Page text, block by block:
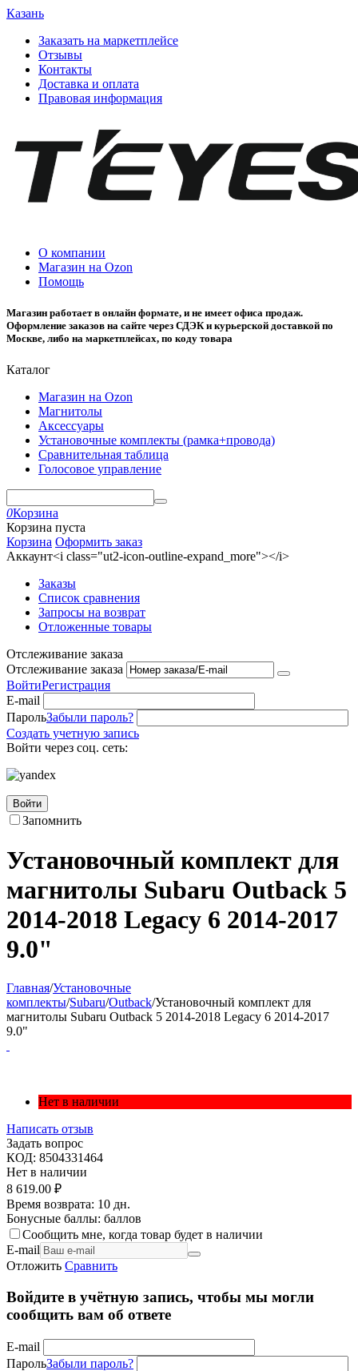
Казань
Заказать на маркетплейсе
Отзывы
Контакты
Доставка и оплата
Правовая информация
О компании
Магазин на Ozon
Помощь
Магазин работает в онлайн формате, и не имеет офиса продаж.
Оформление заказов на сайте через СДЭК и курьерской доставкой по
Москве, либо на маркетплейсах, по коду товара
Каталог
Магазин на Ozon
Магнитолы
Аксессуары
Установочные комплекты (рамка+провода)
Сравнительная таблица
Голосовое управление
0Корзина
Корзина пуста
Корзина Оформить заказ
Аккаунт<i class="ut2-icon-outline-expand_more"></i>
Заказы
Список сравнения
Запросы на возврат
Отложенные товары
Отслеживание заказа
Отслеживание заказа
ВойтиРегистрация
E-mail
ПарольЗабыли пароль?
Создать учетную запись
Войти через соц. сеть:
Войти
Запомнить
Установочный комплект для
магнитолы Subaru Outback 5
2014-2018 Legacy 6 2014-2017
9.0"
Главная/Установочные
комплекты/Subaru/Outback/Установочный комплект для
магнитолы Subaru Outback 5 2014-2018 Legacy 6 2014-2017
9.0"
Нет в наличии
Написать отзыв
Задать вопрос
КОД: 8504331464
Нет в наличии
8 619.00 ₽
Время возврата: 10 дн.
Бонусные баллы: баллов
Сообщить мне, когда товар будет в наличии
E-mail
Отложить Сравнить
Войдите в учётную запись, чтобы мы могли
сообщить вам об ответе
E-mail
ПарольЗабыли пароль?